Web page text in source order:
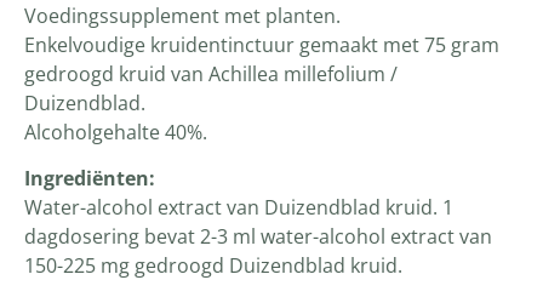
Voedingssupplement met planten.
Enkelvoudige kruidentinctuur gemaakt met 75 gram
gedroogd kruid van Achillea millefolium /
Duizendblad.
Alcoholgehalte 40%.
Ingrediënten:
Water-alcohol extract van Duizendblad kruid. 1
dagdosering bevat 2-3 ml water-alcohol extract van
150-225 mg gedroogd Duizendblad kruid.